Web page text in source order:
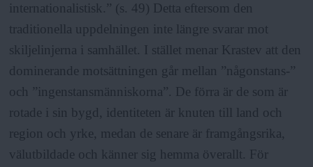
internationalistisk.” (s. 49) Detta eftersom den
traditionella uppdelningen inte längre svarar mot
skiljelinjerna i samhället. I stället menar Krastev att den
dominerande motsättningen går mellan ”någonstans-”
och ”ingenstansmänniskorna”. De förra är de som är
rotade i sin bygd, identiteten är knuten till land och
region och yrke, medan de senare är framgångsrika,
välutbildade och känner sig hemma överallt. För